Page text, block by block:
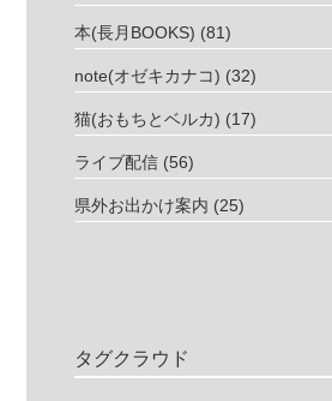
本(長月BOOKS) (81)
note(オゼキカナコ) (32)
猫(おもちとベルカ) (17)
ライブ配信 (56)
県外お出かけ案内 (25)
タグクラウド